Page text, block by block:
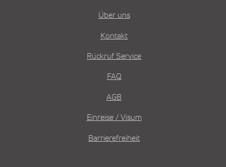
Über uns
Kontakt
Rückruf Service
FAQ
AGB
Einreise / Visum
Barrierefreiheit